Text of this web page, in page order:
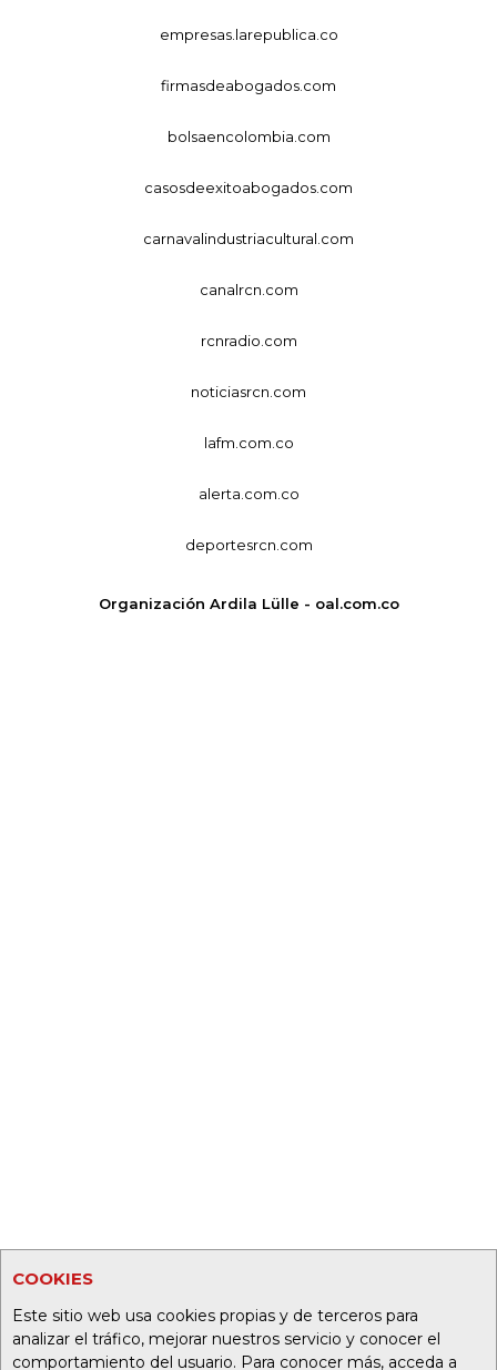
COOKIES
Este sitio web usa cookies propias y de terceros para
analizar el tráfico, mejorar nuestros servicio y conocer el
comportamiento del usuario. Para conocer más, acceda a
empresas.larepublica.co
firmasdeabogados.com
bolsaencolombia.com
casosdeexitoabogados.com
carnavalindustriacultural.com
canalrcn.com
rcnradio.com
noticiasrcn.com
lafm.com.co
alerta.com.co
deportesrcn.com
Organización Ardila Lülle - oal.com.co